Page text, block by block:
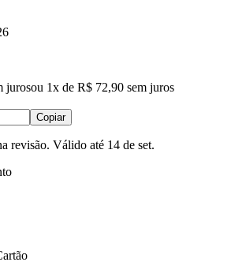
jurosou 1x de R$ 72,90 sem juros
Copiar
revisão. Válido até 14 de set.